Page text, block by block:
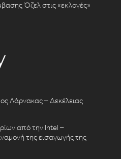
Όζελ στις «εκλογές»
Λάρνακας – Δεκέλειας
από την Intel –
της εισαγωγής της